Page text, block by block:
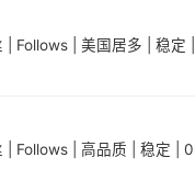
| Follows | 美国居多 | 稳
| Follows | 高品质 | 稳定 |